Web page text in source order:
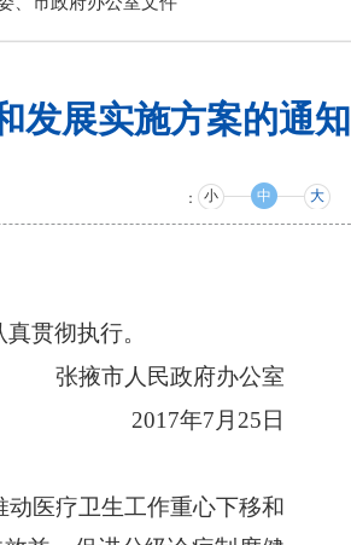
发展实施方案的通知
： 小 中 大
贯彻执行。
张掖市人民政府办公室
2017年7月25日
医疗卫生工作重心下移和